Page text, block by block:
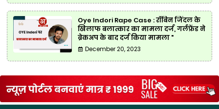
Oye Indori Rape Case : रॉबिन जिंदल के
खिलाफ बलात्कार का मामला दर्ज, गर्लफ्रेंड ने
ब्रेकअप के बाद दर्ज किया मामला "
December 20, 2023